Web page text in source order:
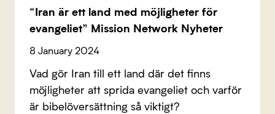
“Iran är ett land med möjligheter för
evangeliet” Mission Network Nyheter
8 January 2024
Vad gör Iran till ett land där det finns
möjligheter att sprida evangeliet och varför
är bibelöversättning så viktigt?